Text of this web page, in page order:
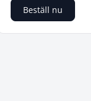
Beställ nu